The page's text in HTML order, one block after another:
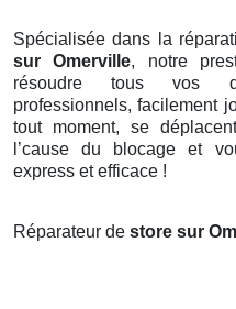
Spécialisée dans la
sur Omerville, notre
résoudre tous vos
professionnels, facilement
tout moment, se
l’cause du blocage et
express et efficace !
Réparateur de store sur